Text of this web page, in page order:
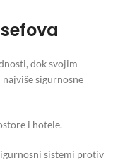
dok svojim
sigurnosne
i hotele.
sistemi protiv